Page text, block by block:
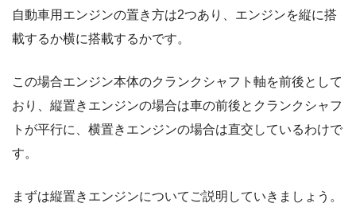
自動車用エンジンの置き方は2つあり、エンジンを縦に搭
載するか横に搭載するかです。
この場合エンジン本体のクランクシャフト軸を前後として
おり、縦置きエンジンの場合は車の前後とクランクシャフ
トが平行に、横置きエンジンの場合は直交しているわけで
す。
まずは縦置きエンジンについてご説明していきましょう。